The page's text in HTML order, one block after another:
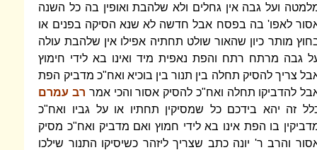
ועל גבה אין גחלים ולא שלהבת ואופין בה כל השנה
לאפו' בה בפסח אבל חדשה לא שנא הסיקה בפנים או
מותר כיון שהאור שולט תחתיה אפילו אין שלהבת עולה
גבה מרתח רתח והפת נאפית מיד ואינו בא לידי חימוץ
צריך להסיק תחלה בין תנור בין בוכיא ואח"כ מדביק הפת
להדביקו תחלה ואח"כ להסיק אסור והכי אמר רב עמרם
זה יהא בידכם כל שמסיקין תחתיו או על גביו ואח"כ
בו הפת אינו בא לידי חמוץ ואם מדביק ואח"כ מסיק
והרב ר' יונה כתב שצריך ליזהר כשיסיקו התנור שילכו